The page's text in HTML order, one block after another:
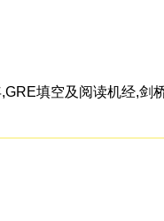
填空及阅读机经,剑